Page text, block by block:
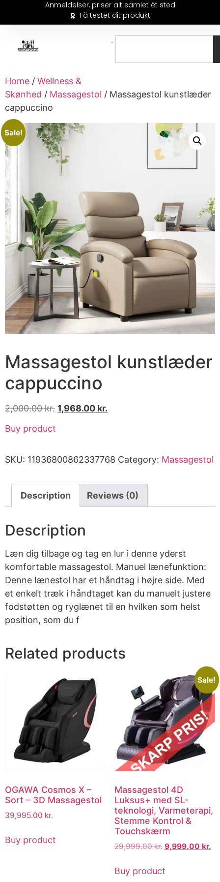
Anmeldelser, priser alt samlet ét sted
Få testet dit produkt
Home / Wellness &
Skønhed / Massagestol / Massagestol kunstlæder
cappuccino
Sale!
Massagestol kunstlæder
cappuccino
2,000.00kr. 1,968.00 kr.
Buy product
SKU: 11936800862337768 Category: Massagestol
Description Reviews (0)
Description
Læn dig tilbage og tag en lur i denne yderst
komfortable massagestol. Manuel lænefunktion:
Denne lænestol har et håndtag i højre side. Med
et enkelt træk i håndtaget kan du manuelt justere
fodstøtten og ryglænet til en hvilken som helst
position, som du f
Related products
OGAWA Cosmos X –
Sort – 3D Massagestol
39,995.00 kr.
Buy product
Sale!
Massagestol 4D
Luksus+ med SL-
teknologi, Varmeterapi,
Stemme Kontrol &
Touchskærm
29,999.00kr. 9,999.00 kr.
Buy product